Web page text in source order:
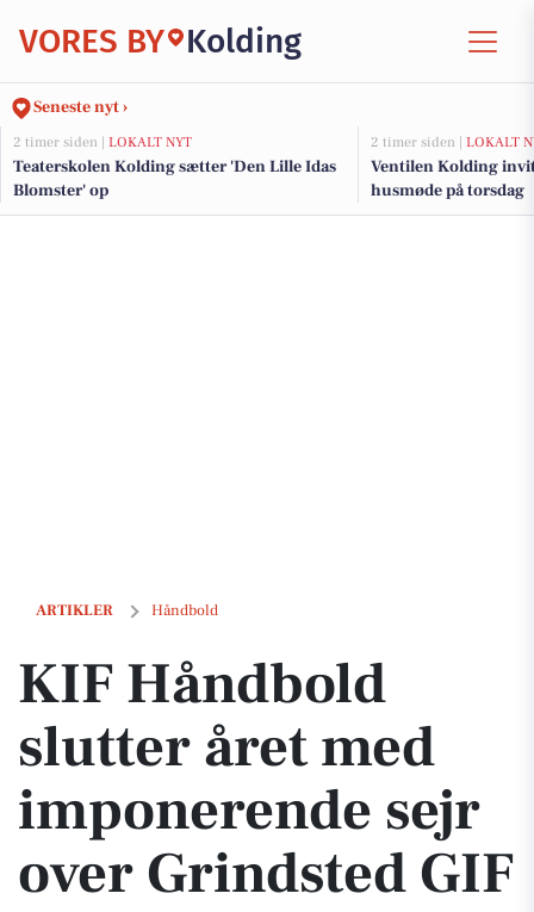
VORES BY Kolding
Seneste nyt ›
2 timer siden | LOKALT NYT
Teaterskolen Kolding sætter 'Den Lille Idas
Blomster' op
2 timer siden | LOKALT
Ventilen Kolding
husmøde på torsdag
ARTIKLER Håndbold
KIF Håndbold slutter året med imponerende sejr over Grindsted GIF
KIF Håndbold
slutter året med
imponerende sejr
over Grindsted GIF